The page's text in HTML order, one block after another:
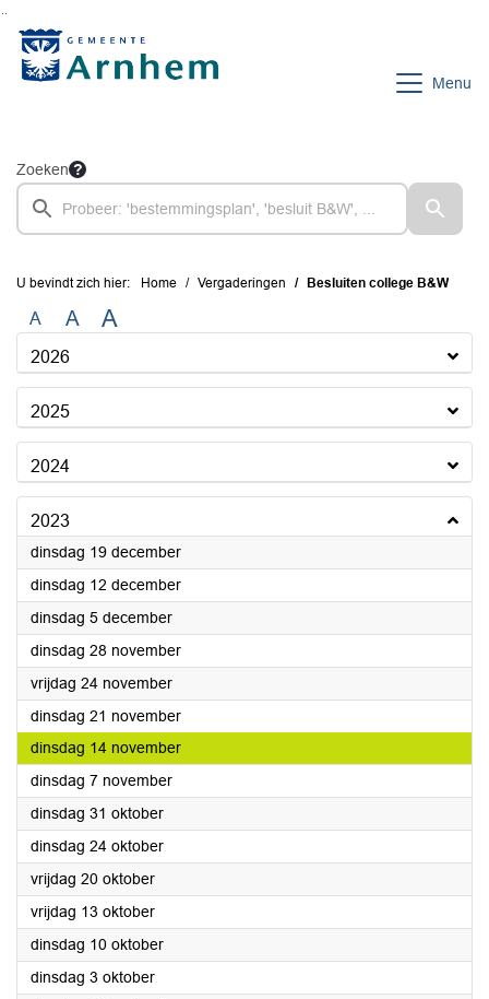
Menu
Zoeken
U bevindt zich hier: Home Vergaderingen Besluiten college B&W
A A A
2026
2025
2024
2023
dinsdag 19 december2023
dinsdag 12 december2023
dinsdag 5 december2023
dinsdag 28 november2023
vrijdag 24 november2023
dinsdag 21 november2023
dinsdag 14 november2023
dinsdag 7 november2023
dinsdag 31 oktober2023
dinsdag 24 oktober2023
vrijdag 20 oktober2023
vrijdag 13 oktober2023
dinsdag 10 oktober2023
dinsdag 3 oktober2023